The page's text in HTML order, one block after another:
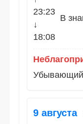
23:23
↓
18:08
В
Убывающий
9 августа